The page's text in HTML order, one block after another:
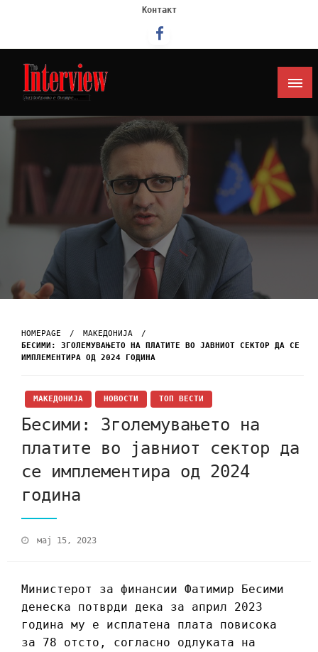
Контакт
Интервју
HOMEPAGE
МАКЕДОНИЈА
БЕСИМИ: ЗГОЛЕМУВАЊЕТО НА ПЛАТИТЕ ВО ЈАВНИОТ СЕКТОР ДА СЕ
ИМПЛЕМЕНТИРА ОД 2024 ГОДИНА
МАКЕДОНИЈА НОВОСТИ ТОП ВЕСТИ
Бесими: Зголемувањето на
платите во јавниот сектор да
се имплементира од 2024
година
мај 15, 2023
Министерот за финансии Фатимир Бесими
денеска потврди дека за април 2023
година му е исплатена плата повисока
за 78 отсто, согласно одлуката на